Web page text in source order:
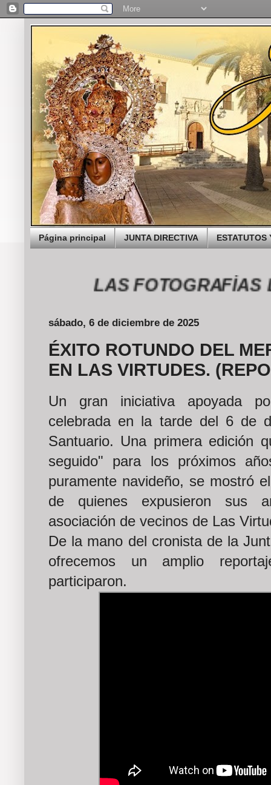
Página principal JUNTA DIRECTIVA ESTATUTOS
LAS FOTOGRAFÍAS
sábado, 6 de diciembre de 2025
ÉXITO ROTUNDO DEL
EN LAS VIRTUDES.
Un gran iniciativa apoyada
celebrada en la tarde del 6 de
Santuario. Una primera edición
seguido" para los próximos
puramente navideño, se mostró
de quienes expusieron sus
asociación de vecinos de Las
De la mano del cronista de la
ofrecemos un amplio
participaron.